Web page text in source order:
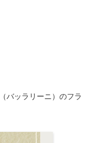
バッラリーニ）のフラ